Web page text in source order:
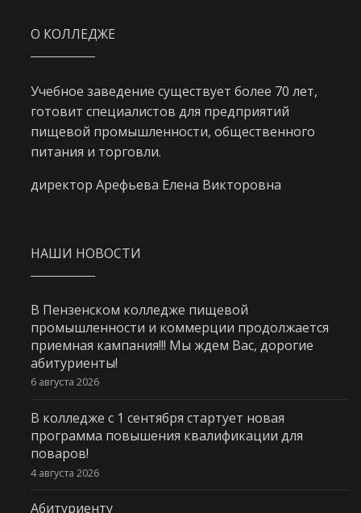
О КОЛЛЕДЖЕ
Учебное заведение существует более 70 лет,
готовит специалистов для предприятий
пищевой промышленности, общественного
питания и торговли.
директор Арефьева Елена Викторовна
НАШИ НОВОСТИ
В Пензенском колледже пищевой
промышленности и коммерции продолжается
приемная кампания!!! Мы ждем Вас, дорогие
абитуриенты!
6 августа 2026
В колледже с 1 сентября стартует новая
программа повышения квалификации для
поваров!
4 августа 2026
Абитуриенту